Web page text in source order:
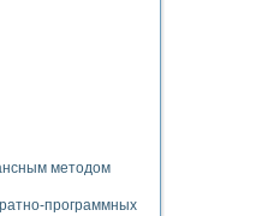
программирования LabVIEW
измерения температуры
(A-SIC:H)
методом
программных